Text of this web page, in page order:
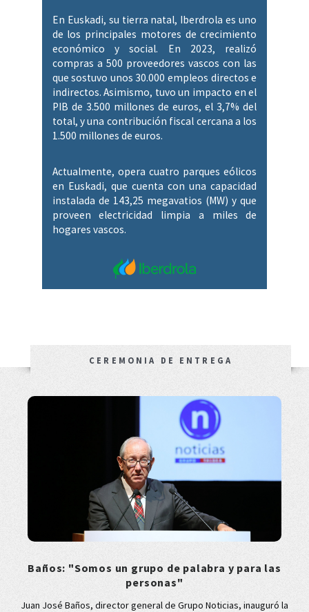
En Euskadi, su tierra natal, Iberdrola es uno
de los principales motores de crecimiento
económico y social. En 2023, realizó
compras a 500 proveedores vascos con las
que sostuvo unos 30.000 empleos directos e
indirectos. Asimismo, tuvo un impacto en el
PIB de 3.500 millones de euros, el 3,7% del
total, y una contribución fiscal cercana a los
1.500 millones de euros.
Actualmente, opera cuatro parques eólicos
en Euskadi, que cuenta con una capacidad
instalada de 143,25 megavatios (MW) y que
proveen electricidad limpia a miles de
hogares vascos.
CEREMONIA DE ENTREGA
Baños: "Somos un grupo de palabra y para las
personas"
Juan José Baños, director general de Grupo Noticias, inauguró la